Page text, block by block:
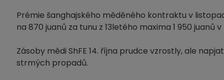
Prémie šanghajského měděného kontraktu v
na 870 juanů za tunu z 13letého maxima 1 950
Zásoby mědi ShFE 14. října prudce vzrostly, ale
strmých propadů.